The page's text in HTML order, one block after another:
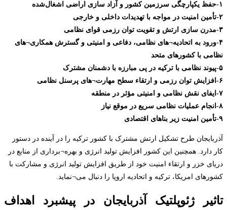
۱-حفظ یکپارچگی سرزمین کشور و آزاد سازی اراضی اشغال‌شده
۲-تأمین امنیت در مواجه با تهدیدات داخلی و خارجی
۳-مدرن سازی ارتش و تقویت توان رزمی قوای نظامی
۴-ورود به اتحادیه¬های نظامی، دفاعی و امنیتی و گسترش همکاری¬های
نظامی با کشورهای متحد
۵-پیوند نظامی با ترکیه در پی مبارزه با دشمنان مشترک
۶-افزایش توان رزمی و ارتقاء سطح مهارت¬های پرسنل نظامی
۷-ایفای نقش نظامی و امنیتی مؤثر در منطقه
۸-انجام عملیات نظامی سریع در موقع نیاز
۹-تأمین امنیت زیر بناهای اقتصادی
آذربایجان طرح تشکیل ارتش مشترک با کشور ترکیه را در آینده در دستور
کار دارد. همچنین این کشور افزایش تولید انرژی و بهره¬برداری از منابع در
دریای خزر و ارتقاء امنیت خود از طریق افزایش تولید انرژی و مشارکت با
کشورهای امریکا، ترکیه و اتحادیه اروپا را دنبال می¬نماید.
تاثیر ژئوپلتیک آذربایجان در پیشبرد اهداف